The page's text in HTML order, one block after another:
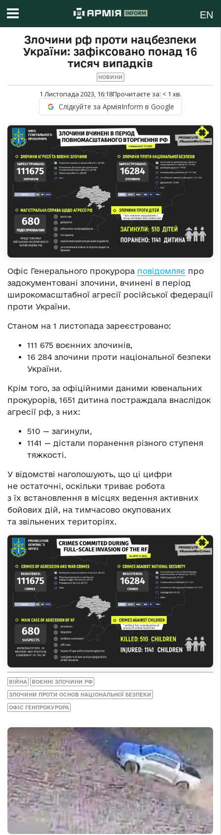
EN
Злочини рф проти нацбезпеки
України: зафіксовано понад 16
тисяч випадків
НОВИНИ
1 Листопада 2023, 16:18Прочитаєте за: < 1 хв.
Слідкуйте за АрміяInform в Google
Офіс Генерального прокурора повідомляє про
задокументовані злочини, вчинені в період
широкомасштабної агресії російської федерації
проти України.
Станом на 1 листопада зареєстровано:
111 675 воєнних злочинів,
16 284 злочини проти національної безпеки
України.
Крім того, за офіційними даними ювенальних
прокурорів, 1651 дитина постраждала внаслідок
агресії рф, з них:
510 — загинули,
1141 — дістали поранення різного ступеня
тяжкості.
У відомстві наголошують, що ці цифри
не остаточні, оскільки триває робота
з їх встановлення в місцях ведення активних
бойових дій, на тимчасово окупованих
та звільнених територіях.
ВІЙНА ВОЄННІ ЗЛОЧИНИ РФ
ЗЛОЧИНИ ПРОТИ ОСНОВ НАЦІОНАЛЬНОЇ БЕЗПЕКИ
ОФІС ГЕНПРОКУРОРА